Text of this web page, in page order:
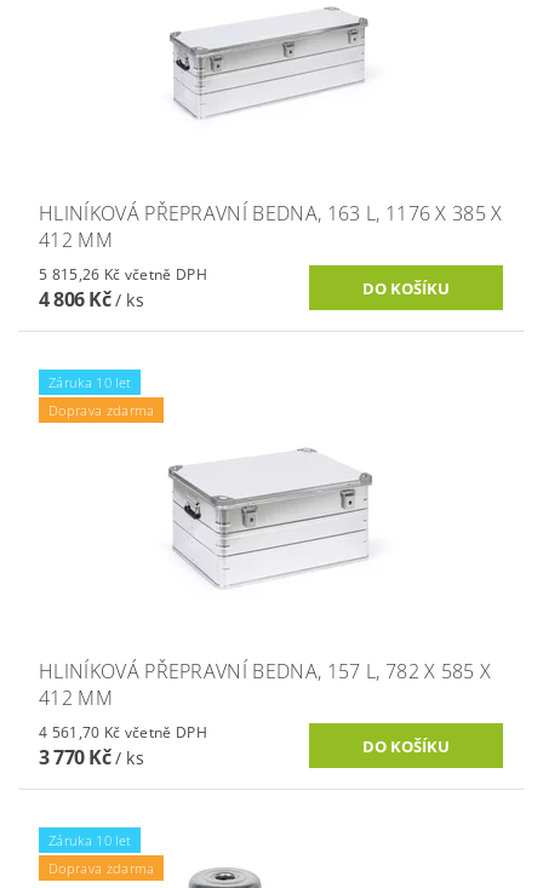
HLINÍKOVÁ PŘEPRAVNÍ BEDNA, 163 L, 1176 X 385 X
412 MM
5 815,26 Kč včetně DPH
4 806 Kč/ ks
Záruka 10 let
Doprava zdarma
HLINÍKOVÁ PŘEPRAVNÍ BEDNA, 157 L, 782 X 585 X
412 MM
4 561,70 Kč včetně DPH
3 770 Kč/ ks
Záruka 10 let
Doprava zdarma